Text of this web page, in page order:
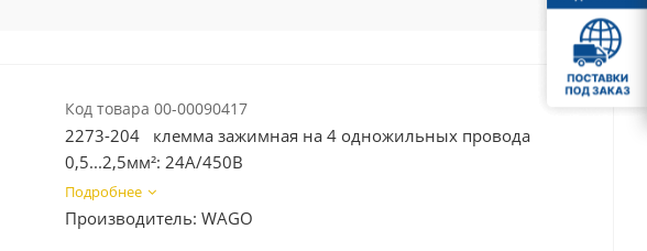
Код товара 00-00090417
2273-204 клемма зажимная на 4 одножильных провода
0,5...2,5мм²: 24А/450В
Подробнее
Производитель: WAGO